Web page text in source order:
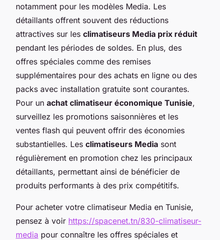
notamment pour les modèles Media. Les
détaillants offrent souvent des réductions
attractives sur les climatiseurs Media prix réduit
pendant les périodes de soldes. En plus, des
offres spéciales comme des remises
supplémentaires pour des achats en ligne ou des
packs avec installation gratuite sont courantes.
Pour un achat climatiseur économique Tunisie,
surveillez les promotions saisonnières et les
ventes flash qui peuvent offrir des économies
substantielles. Les climatiseurs Media sont
régulièrement en promotion chez les principaux
détaillants, permettant ainsi de bénéficier de
produits performants à des prix compétitifs.
Pour acheter votre climatiseur Media en Tunisie,
pensez à voir https://spacenet.tn/830-climatiseur-
media pour connaître les offres spéciales et